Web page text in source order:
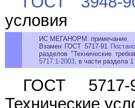
условия
ИС МЕГАНОРМ: примечание.
Взамен ГОСТ 5717-91
разделов "Технические
5717.1-2003 , в части раздела 1
ГОСТ 5717-
Технические